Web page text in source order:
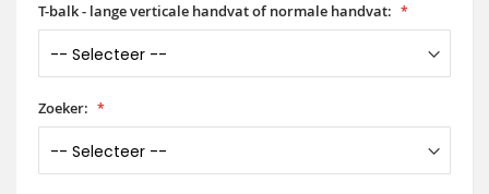
T-balk - lange verticale handvat of normale handvat:
Zoeker: